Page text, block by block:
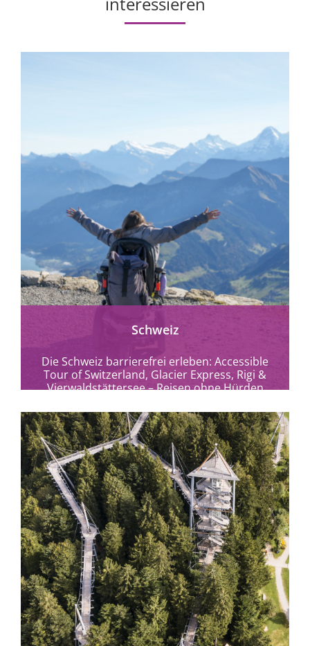
Schweiz
Die Schweiz barrierefrei erleben: Accessible
Tour of Switzerland, Glacier Express, Rigi &
Vierwaldstättersee – Reisen ohne Hürden
mehr erfahren